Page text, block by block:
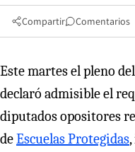
Compartir Comentarios
Este martes el pleno
declaró admisible el
diputados opositores
deEscuelas Protegidas